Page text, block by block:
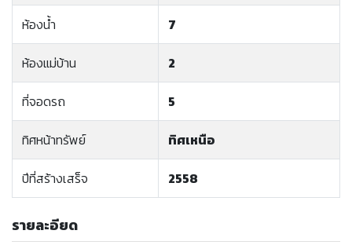
ห้องน้ำ 7
ห้องแม่บ้าน 2
ที่จอดรถ 5
ทิศหน้าทรัพย์ ทิศเหนือ
ปีที่สร้างเสร็จ 2558
รายละอียด